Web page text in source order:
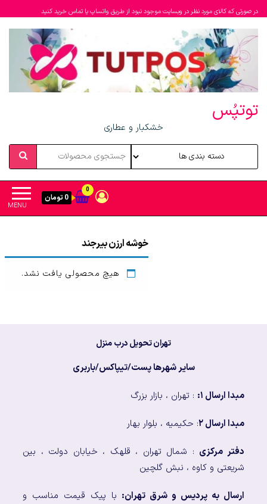
در صورتی که کالای مورد نظر در وبسایت موجود نبود از طریق واتساپ یا تماس خرید کنید
توتپُس
خشکبار و عطاری
MENU
0
0 تومان
خوشه ارزن بیرجند
هیچ محصولی یافت نشد.
تهران تحویل درب منزل
سایر شهرها پست/تیپاکس/باربری
مبدا ارسال ۱: : تهران ، بازار بزرگ
مبدا ارسال ۲ : حکیمیه ، بلوار بهار
دفتر مرکزی : شمال تهران ، قلهک ، خیابان دولت ، بین
شریعتی و کاوه ، نبش گلچین
ارسال به پردیس و شرق تهران: با پیک قیمت مناسب و